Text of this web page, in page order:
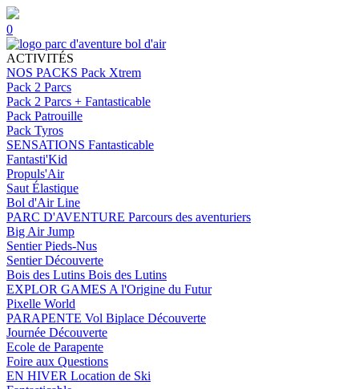
0
ACTIVITÉS
NOS PACKS Pack Xtrem
Pack 2 Parcs
Pack 2 Parcs + Fantasticable
Pack Patrouille
Pack Tyros
SENSATIONS Fantasticable
Fantasti'Kid
Propuls'Air
Saut Élastique
Bol d'Air Line
PARC D'AVENTURE Parcours des aventuriers
Big Air Jump
Sentier Pieds-Nus
Sentier Découverte
Bois des Lutins Bois des Lutins
EXPLOR GAMES A l'Origine du Futur
Pixelle World
PARAPENTE Vol Biplace Découverte
Journée Découverte
Ecole de Parapente
Foire aux Questions
EN HIVER Location de Ski